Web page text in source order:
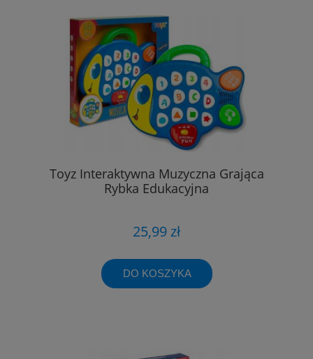
Toyz Interaktywna Muzyczna Grająca
Rybka Edukacyjna
25,99 zł
DO KOSZYKA